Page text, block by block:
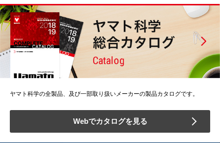
ヤマト科学の全製品、及び一部取り扱いメーカーの製品カタログです。
Webでカタログを見る